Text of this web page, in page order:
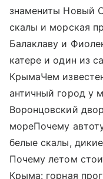
знамениты Новый
скалы и морская
Балаклаву и
катере и один из
КрымаЧем
античный город у
Воронцовский
мореПочему
белые скалы,
Почему летом
Крыма: горная